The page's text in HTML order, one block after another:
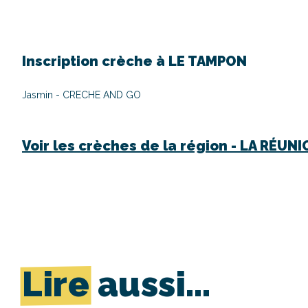
Inscription crèche à LE TAMPON
Jasmin - CRECHE AND GO
Voir les crèches de la région - LA
Lire aussi…